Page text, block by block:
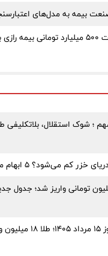
بیمه به مدل‌های
پرداخت خسارت ۵۰۰ میلیارد
؛ شوک استقلال، بلاتکلیفی
می‌شود؟ ۵ ابهام مهم کنوانسیون خزر
تومانی واریز شد؛ جدول